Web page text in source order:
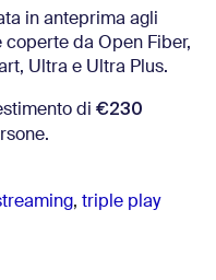
in anteprima agli
da Open Fiber,
Ultra e Ultra Plus.
di €230
, triple play